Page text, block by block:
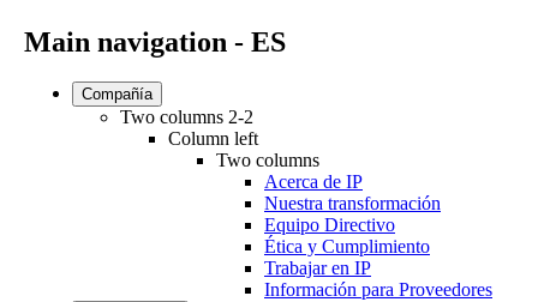
Main navigation - ES
Compañía
Two columns 2-2
Column left
Two columns
Acerca de IP
Nuestra transformación
Equipo Directivo
Ética y Cumplimiento
Trabajar en IP
Información para Proveedores